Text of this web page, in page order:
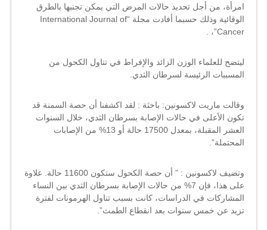
امرأة، من أجل تحديد حالات المرض التي يمكن تجنبها بالطرق
الوقائية وذلك حسبما أفادت مجلة “International Journal of
Cancer”، .
ليتضح للعلماء الوزن الزائد والإفراط في تناول الكحول من
المسببات الرئيسة لسرطان الثدي.
وقالت ماريت لاكسونين: باحثة : لقد اكشفنا أن حصة السمنة قد
تكون الأعلى في حالات الإصابة بسرطان الثدي، خلال السنوات
العشر المقبلة، بمعدل 17500 حالة أو 13% من الإصابات
المحتملة”.
وتضيف لاكسونين : ” أن حصة الكحول ستكون 11600 حالة. علاوة
على هذا، فإن 7% من حالات الإصابة بسرطان الثدي بين النساء
المشاركات في الدراسات، كانت بسبب تناول الهرمونات لفترة
تزيد عن خمس سنوات بعد انقطاع الطمث”.